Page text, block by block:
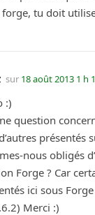
forge, tu doit
sur 18 août 2013 1 h
:)
question
présentés
nous obligés
Forge ? Car
ici sous
Merci :)